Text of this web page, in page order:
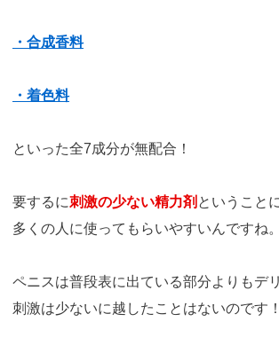
・合成香料
・着色料
といった全7成分が無配合！
要するに刺激の少ない精力剤 ということ
多くの人に使ってもらいやすいんですね。
ペニスは普段表に出ている部分よりもデ
刺激は少ないに越したことはないのです！